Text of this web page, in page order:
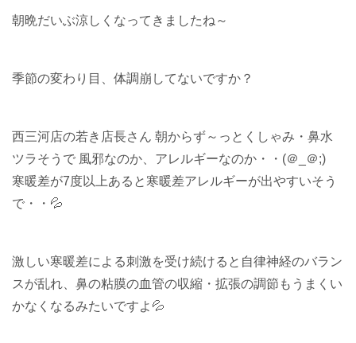
朝晩だいぶ涼しくなってきましたね～
季節の変わり目、体調崩してないですか？
西三河店の若き店長さん 朝からず～っとくしゃみ・鼻水
ツラそうで 風邪なのか、アレルギーなのか・・(＠_＠;)
寒暖差が7度以上あると寒暖差アレルギーが出やすいそう
で・・💦
激しい寒暖差による刺激を受け続けると自律神経のバラン
スが乱れ、鼻の粘膜の血管の収縮・拡張の調節もうまくい
かなくなるみたいですよ💦